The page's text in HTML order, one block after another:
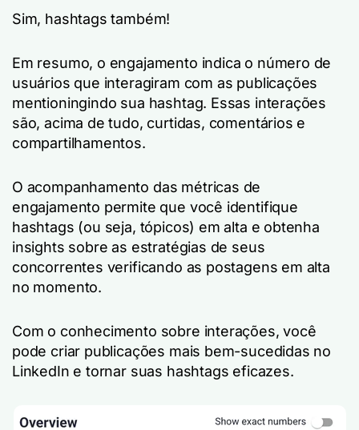
Sim, hashtags também!
Em resumo, o engajamento indica o número de
usuários que interagiram com as publicações
mentioningindo sua hashtag. Essas interações
são, acima de tudo, curtidas, comentários e
compartilhamentos.
O acompanhamento das métricas de
engajamento permite que você identifique
hashtags (ou seja, tópicos) em alta e obtenha
insights sobre as estratégias de seus
concorrentes verificando as postagens em alta
no momento.
Com o conhecimento sobre interações, você
pode criar publicações mais bem-sucedidas no
LinkedIn e tornar suas hashtags eficazes.